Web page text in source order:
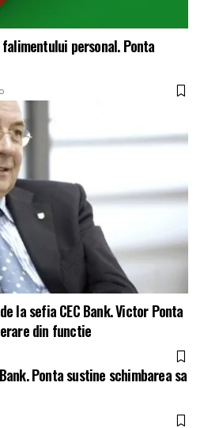
personal. Ponta
la sefia CEC Bank. Victor Ponta
din functie
Ponta sustine schimbarea sa